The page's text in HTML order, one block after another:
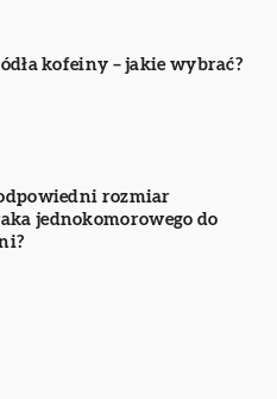
kofeiny – jakie wybrać?
rozmiar
jednokomorowego do